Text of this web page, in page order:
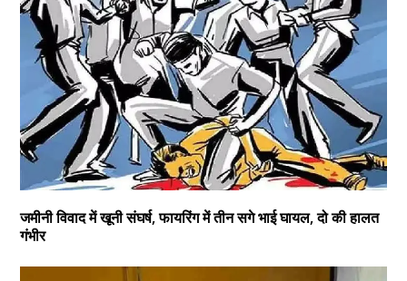
जमीनी विवाद में खूनी संघर्ष, फायरिंग में तीन सगे भाई घायल, दो की हालत
गंभीर